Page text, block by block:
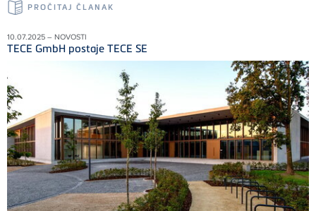
PROČITAJ ČLANAK
10.07.2025 – NOVOSTI
TECE GmbH postaje TECE SE